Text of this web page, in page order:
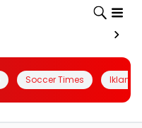
Soccer Times Iklanin